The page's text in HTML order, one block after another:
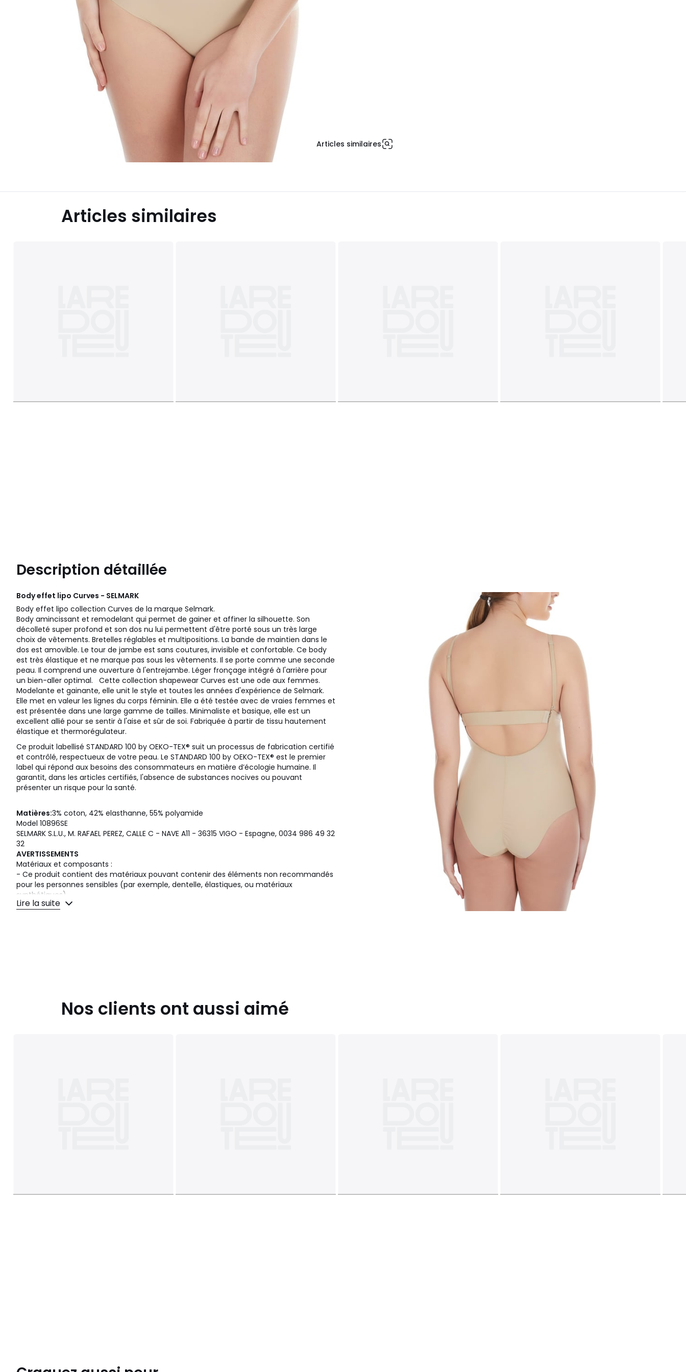
Articles similaires
Articles similaires
Description détaillée
Body effet lipo Curves - SELMARK
Body effet lipo collection Curves de la marque Selmark.
Body amincissant et remodelant qui permet de gainer et affiner la silhouette. Son
décolleté super profond et son dos nu lui permettent d'être porté sous un très large
choix de vêtements. Bretelles réglables et multipositions. La bande de maintien dans le
dos est amovible. Le tour de jambe est sans coutures, invisible et confortable. Ce body
est très élastique et ne marque pas sous les vêtements. Il se porte comme une seconde
peau. Il comprend une ouverture à l'entrejambe. Léger fronçage intégré à l'arrière pour
un bien-aller optimal. Cette collection shapewear Curves est une ode aux femmes.
Modelante et gainante, elle unit le style et toutes les années d'expérience de Selmark.
Elle met en valeur les lignes du corps féminin. Elle a été testée avec de vraies femmes et
est présentée dans une large gamme de tailles. Minimaliste et basique, elle est un
excellent allié pour se sentir à l'aise et sûr de soi. Fabriquée à partir de tissu hautement
élastique et thermorégulateur.
Ce produit labellisé STANDARD 100 by OEKO-TEX® suit un processus de fabrication certifié
et contrôlé, respectueux de votre peau. Le STANDARD 100 by OEKO-TEX® est le premier
label qui répond aux besoins des consommateurs en matière d’écologie humaine. Il
garantit, dans les articles certifiés, l'absence de substances nocives ou pouvant
présenter un risque pour la santé.
Matières:3% coton, 42% elasthanne, 55% polyamide
Model 10896SE
SELMARK S.L.U., M. RAFAEL PEREZ, CALLE C - NAVE A11 - 36315 VIGO - Espagne, 0034 986 49 32
32
AVERTISSEMENTS
Matériaux et composants :
- Ce produit contient des matériaux pouvant contenir des éléments non recommandés
pour les personnes sensibles (par exemple, dentelle, élastiques, ou matériaux
synthétiques).
- Tenir le produit éloigné de sources de chaleur intense pour éviter toute déformation
Risque de perte de couleur :
Lire la suite
Nos clients ont aussi aimé